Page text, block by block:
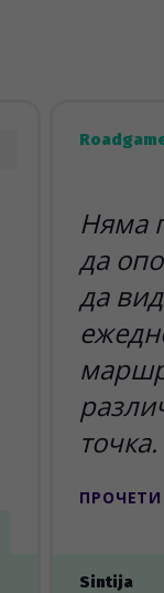
Няма
да
да
точка.
Sintija